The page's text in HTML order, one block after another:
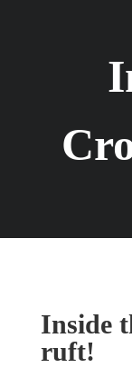
Inside
ruft!